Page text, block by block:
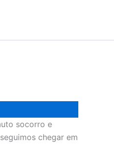
socorro e
chegar em